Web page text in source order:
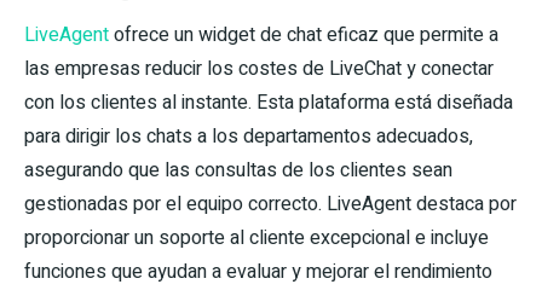
LiveAgentofrece un widget de chat eficaz que permite a
las empresas reducir los costes de LiveChat y conectar
con los clientes al instante. Esta plataforma está diseñada
para dirigir los chats a los departamentos adecuados,
asegurando que las consultas de los clientes sean
gestionadas por el equipo correcto. LiveAgent destaca por
proporcionar un soporte al cliente excepcional e incluye
funciones que ayudan a evaluar y mejorar el rendimiento